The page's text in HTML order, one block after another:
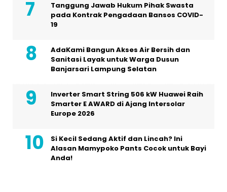
Tanggung Jawab Hukum Pihak Swasta
pada Kontrak Pengadaan Bansos COVID-
19
AdaKami Bangun Akses Air Bersih dan
Sanitasi Layak untuk Warga Dusun
Banjarsari Lampung Selatan
Inverter Smart String 506 kW Huawei Raih
Smarter E AWARD di Ajang Intersolar
Europe 2026
Si Kecil Sedang Aktif dan Lincah? Ini
Alasan Mamypoko Pants Cocok untuk Bayi
Anda!